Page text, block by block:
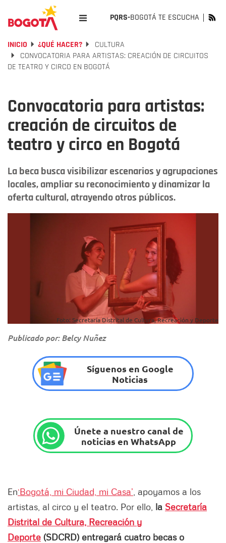
PQRS-BOGOTÁ TE ESCUCHA
INICIO ¿QUÉ HACER?
CULTURA
CONVOCATORIA PARA ARTISTAS: CREACIÓN DE CIRCUITOS
DE TEATRO Y CIRCO EN BOGOTÁ
Convocatoria para artistas:
creación de circuitos de
teatro y circo en Bogotá
La beca busca visibilizar escenarios y agrupaciones
locales, ampliar su reconocimiento y dinamizar la
oferta cultural, atrayendo otros públicos.
Foto: Secretaría Distrital de Cultura, Recreación y Deporte
Publicado por: Belcy Nuñez
Síguenos en Google
Noticias
Únete a nuestro canal de
noticias en WhatsApp
En‘Bogotá, mi Ciudad, mi Casa’ , apoyamos a los
artistas, al circo y el teatro. Por ello, la Secretaría
Distrital de Cultura, Recreación y
Deporte (SDCRD) entregará cuatro becas o